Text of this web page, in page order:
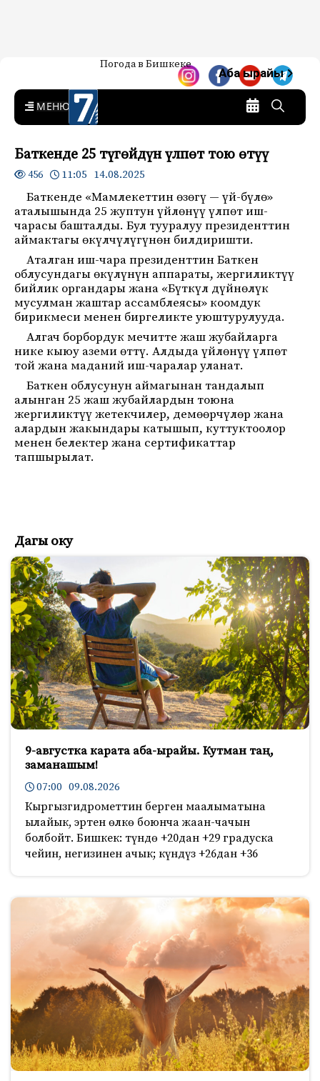
7-канал. Жаңылыктар —
Кыргызстан
Жаңылыктар — Кыргызстан
Погода в Бишкеке
Аба ырайы
MENU
Баткенде 25 түгөйдүн үлпөт тою өтүү
456 11:05 14.08.2025
Баткенде «Мамлекеттин өзөгү — үй-бүлө»
аталышында 25 жуптун үйлөнүү үлпөт иш-
чарасы башталды. Бул тууралуу президенттин
аймактагы өкүлчүлүгүнөн билдиришти.
Аталган иш-чара президенттин Баткен
облусундагы өкүлүнүн аппараты, жергиликтүү
бийлик органдары жана «Бүткүл дүйнөлүк
мусулман жаштар ассамблеясы» коомдук
бирикмеси менен биргеликте уюштурулууда.
Алгач борбордук мечитте жаш жубайларга
нике кыюу аземи өттү. Алдыда үйлөнүү үлпөт
той жана маданий иш-чаралар уланат.
Баткен облусунун аймагынан тандалып
алынган 25 жаш жубайлардын тоюна
жергиликтүү жетекчилер, демөөрчүлөр жана
алардын жакындары катышып, куттуктоолор
менен белектер жана сертификаттар
тапшырылат.
Дагы оку
9-августка карата аба-ырайы. Кутман таң,
заманашым!
07:00 09.08.2026
Кыргызгидрометтин берген маалыматына
ылайык, эртен өлкө боюнча жаан-чачын
болбойт. Бишкек: түндө +20дан +29 градуска
чейин, негизинен ачык; күндүз +26дан +36